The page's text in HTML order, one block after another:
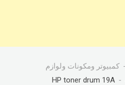
كمبيوتر ومكونات ولوازم
HP toner drum 19A